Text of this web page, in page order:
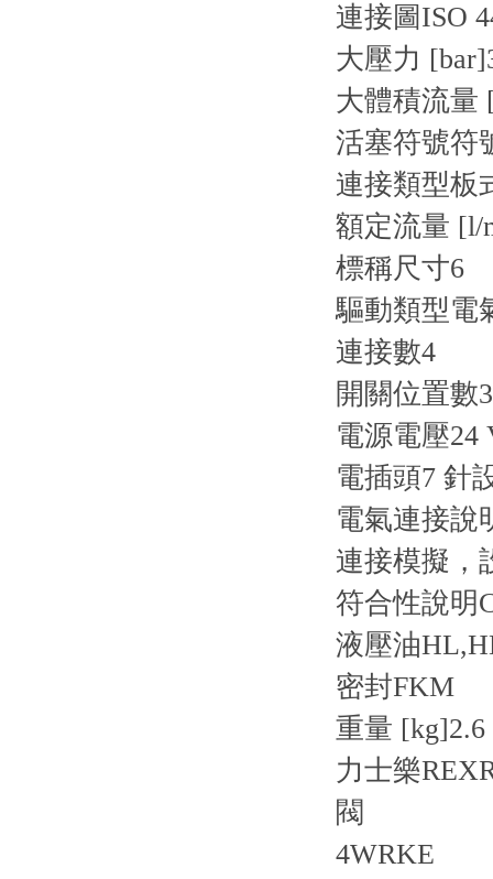
連接圖ISO
大壓力 [bar]
大體積流量
活塞符號符
連接類型板
額定流量 [l/
標稱尺寸6
驅動類型電
連接數4
開關位置數3
電源電壓24
電插頭7 針
電氣連接說
連接模擬
符合性說明
液壓油
密封FKM
重量 [kg]2.6
力士樂
閥
4WRKE